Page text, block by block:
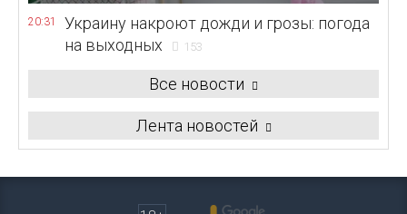
20:31
Украину накроют дожди и грозы: погода
на выходных
153
Все новости
Лента новостей